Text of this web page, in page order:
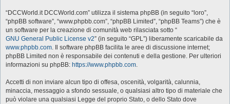
“DCCWorld.it DCCWorld.com” utilizza il sistema phpBB (in seguito “loro”,
“phpBB software”, “www.phpbb.com”, “phpBB Limited”, “phpBB Teams”) che è
un software per la creazione di comunità web rilasciata sotto “
GNU General Public License v2” (in seguito “GPL”) liberamente scaricabile da
www.phpbb.com. Il software phpBB facilita le aree di discussione internet;
phpBB Limited non è responsabile dei contenuti e della gestione. Per ulteriori
informazioni su phpBB: https://www.phpbb.com.
Accetti di non inviare alcun tipo di offesa, oscenità, volgarità, calunnia,
minaccia, messaggio a sfondo sessuale, o qualsiasi altro tipo di materiale che
può violare una qualsiasi Legge del proprio Stato, o dello Stato dove